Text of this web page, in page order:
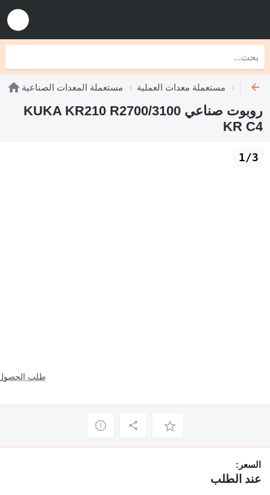
مستعملة المعدات الصناعية مستعملة معدات العملية
روبوت صناعي KUKA KR210 R2700/3100
KR C4
طلب
1/3
السعر:
عند الطلب